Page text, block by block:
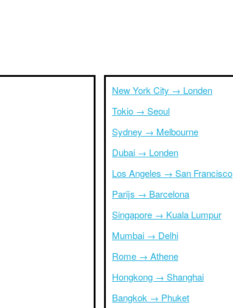
New York City → Londen
Tokio → Seoul
Sydney → Melbourne
Dubai → Londen
Los Angeles → San Francisco
Parijs → Barcelona
Singapore → Kuala Lumpur
Mumbai → Delhi
Rome → Athene
Hongkong → Shanghai
Bangkok → Phuket